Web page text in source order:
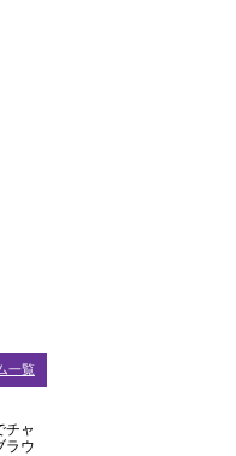
一覧
チャ
ラウ